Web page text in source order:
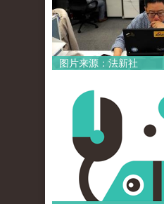
图片来源：法新社